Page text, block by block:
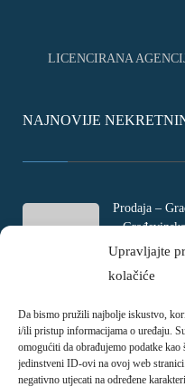
Upravljajte
kolačiće
Da bismo pružili najbolje iskustvo,
i/ili pristup informacijama o uređaju.
omogućiti da obrađujemo podatke
jedinstveni ID-ovi na ovoj web
negativno utjecati na određene
LICENCIRANA
NAJNOVIJE
Prodaja –
–
Rtina,
€ 180.000
Prodaja –
Crikvenica –
Ulica Ivani,